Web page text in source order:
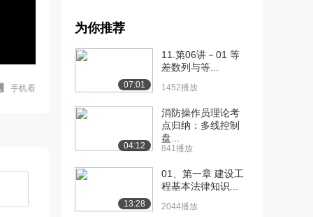
手机看
[8] 思维障碍及其突破
（中）
[9] 思维障碍及其突破
（下）
2849播放
[10] 形象思维及方向性思
2514播放
[11] 形象思维及方向性思
为你推荐
07:01
11.第06讲－01 等
差数列与等...
1452播放
04:12
消防操作员理论考
点归纳：多线控制
盘...
841播放
13:28
01、第一章 建设工
程基本法律知识...
2044播放